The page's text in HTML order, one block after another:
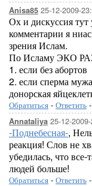
Anisa85 25-12-2009-
Ох и дискуссия тут
комментарии я
зрения Ислам.
По Исламу ЭКО
1. если без абортов
2. если сперма
донорская
Обратиться - Ответить -
Annataliya 25-12-
-Поднебесная-,
реакция! Слов не
убедилась, что
людей больше!
Обратиться - Ответить -